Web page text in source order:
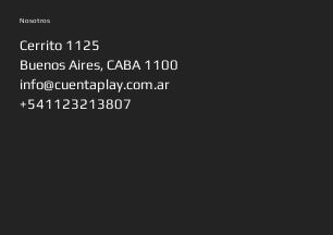
Nosotros
Cerrito 1125
Buenos Aires, CABA 1100
info@cuentaplay.com.ar
+541123213807